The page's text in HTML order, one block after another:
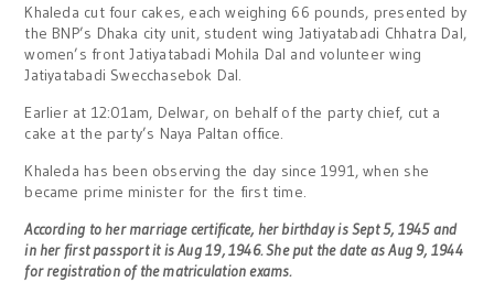
Khaleda cut four cakes, each weighing 66 pounds, presented by
the BNP’s Dhaka city unit, student wing Jatiyatabadi Chhatra Dal,
women’s front Jatiyatabadi Mohila Dal and volunteer wing
Jatiyatabadi Swecchasebok Dal.
Earlier at 12:01am, Delwar, on behalf of the party chief, cut a
cake at the party’s Naya Paltan office.
Khaleda has been observing the day since 1991, when she
became prime minister for the first time.
According to her marriage certificate, her birthday is Sept 5, 1945 and
in her first passport it is Aug 19, 1946. She put the date as Aug 9, 1944
for registration of the matriculation exams.